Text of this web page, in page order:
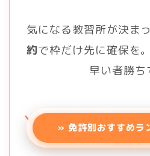
気になる教習所が決まっ
約で枠だけ先に確保を
早い者勝ち
＼仮予約は0円・仮予約
料なし
» 免許別おすすめラ